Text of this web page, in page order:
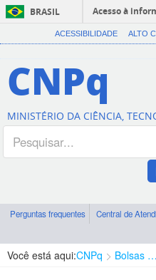
BRASIL
Acesso à
ACESSIBILIDADE ALTO
CNPq
MINISTÉRIO DA CIÊNCIA,
Perguntas frequentes Central de
Você está aqui:CNPq Bolsas e Auxílios Vigentes